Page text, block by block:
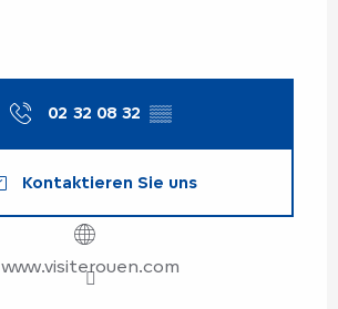
02 32 08 32 ▒▒
Kontaktieren Sie uns
www.visiterouen.com